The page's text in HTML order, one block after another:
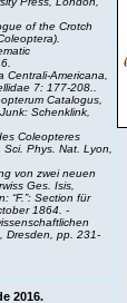
of the Crotch
Centrali-Americana,
7: 177-208..
Catalogus,
Schenklink,
Coleopteres
Phys. Nat. Lyon,
von zwei neuen
Ges. Isis,
“F.”: Section für
1864. -
Dresden, pp. 231-
2016.